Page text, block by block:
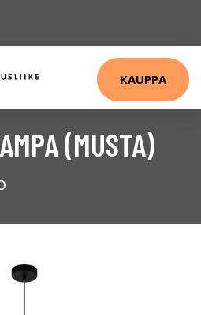
KAUPPA
(MUSTA)